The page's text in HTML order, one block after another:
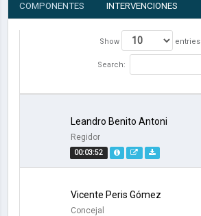
COMPONENTES INTERVENCIONES
Show entries
Search:
00:03:52
Leandro Benito Antoni
Regidor
Vicente Peris Gómez
Concejal